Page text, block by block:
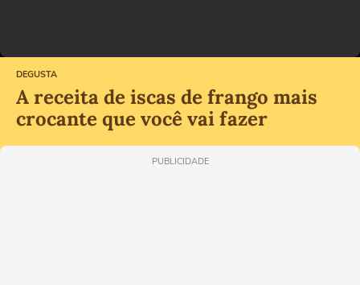
DEGUSTA
A receita de iscas de frango mais
crocante que você vai fazer
PUBLICIDADE